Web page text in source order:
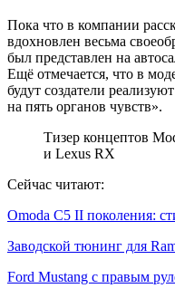
Пока что в компании
вдохновлен весьма
был представлен на
Ещё отмечается, что в
будут создатели
на пять органов чувств».
Тизер концептов
и Lexus RX
Сейчас читают:
Omoda C5 II поколения:
Заводской тюнинг для
Ford Mustang с правым